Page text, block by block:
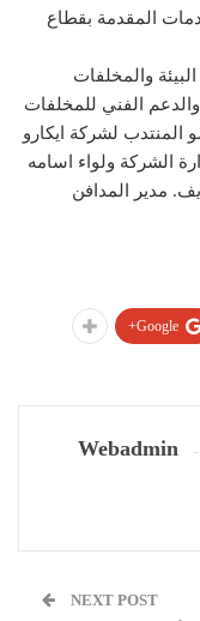
المقدمة بقطاع
والمخلفات
الفني للمخلفات
لشركة ايكارو
الشركة ولواء اسامه
مدير المدافن
Google+
Webadmin
NEXT POST